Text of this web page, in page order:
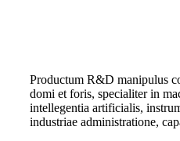
Productum R&D manipulus
domi et foris, specialiter in
intellegentia artificialis,
industriae administratione,